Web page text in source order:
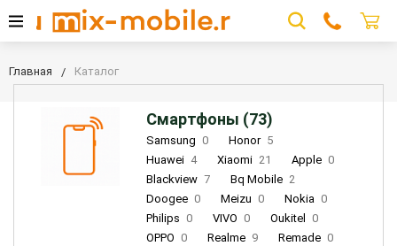
Главная Каталог
Смартфоны (73)
Samsung 0 Honor 5
Huawei 4 Xiaomi 21 Apple 0
Blackview 7 Bq Mobile 2
Doogee 0 Meizu 0 Nokia 0
Philips 0 VIVO 0 Oukitel
0
OPPO 0 Realme 9 Remade 0